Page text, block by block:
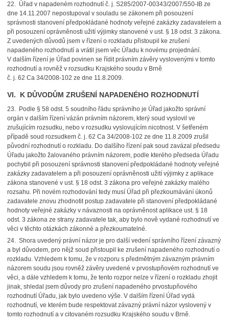
22. Úřad v napadeném rozhodnutí č. j. S285/2007-00343/2007/550-IB ze
dne 14.11.2007 nepostupoval v souladu se zákonem při posouzení
správnosti stanovení předpokládané hodnoty veřejné zakázky zadavatelem a
při posouzení oprávněnosti užití výjimky stanovené v ust. § 18 odst. 3 zákona.
Z uvedených důvodů jsem v řízení o rozkladu přistoupil ke zrušení
napadeného rozhodnutí a vrátil jsem věc Úřadu k novému projednání.
V dalším řízení je Úřad povinen se řídit právním závěry vyslovenými v tomto
rozhodnutí a rovněž v rozsudku Krajského soudu v Brně
č. j. 62 Ca 34/2008‑102 ze dne 11.8.2009.
VI. K DŮVODŮM ZRUŠENÍ NAPADENÉHO ROZHODNUTÍ
23. Podle § 58 odst. 5 soudního řádu správního je Úřad jakožto správní
orgán v dalším řízení vázán právním názorem, který soud vyslovil ve
zrušujícím rozsudku, nebo v rozsudku vyslovujícím nicotnost. V šetřeném
případě soud rozsudkem č. j. 62 Ca 34/2008‑102 ze dne 11.8.2009 zrušil
původní rozhodnutí o rozkladu. Do dalšího řízení pak soud zavázal předsedu
Úřadu jakožto žalovaného právním názorem, podle kterého předseda Úřadu
pochybil při posouzení správnosti stanovení předpokládané hodnoty veřejné
zakázky zadavatelem a při posouzení oprávněnosti užití výjimky z aplikace
zákona stanovené v ust. § 18 odst. 3 zákona pro veřejné zakázky malého
rozsahu. Při novém rozhodování tedy musí Úřad při přezkoumávání úkonů
zadavatele znovu zhodnotit postup zadavatele při stanovení předpokládané
hodnoty veřejné zakázky v návaznosti na oprávněnost aplikace ust. § 18
odst. 3 zákona ze strany zadavatele tak, aby bylo nově vydané rozhodnutí ve
věci v těchto otázkách zákonné a přezkoumatelné.
24. Shora uvedený právní názor je pro další vedení správního řízení závazný
a byl důvodem, pro nějž soud přistoupil ke zrušení napadeného rozhodnutí o
rozkladu. Vzhledem k tomu, že v rozporu s předmětným závazným právním
názorem soudu jsou rovněž závěry uvedené v prvostupňovém rozhodnutí ve
věci, a dále vzhledem k tomu, že tento rozpor nelze v řízení o rozkladu zhojit
jinak, shledal jsem důvody pro zrušení napadeného prvostupňového
rozhodnutí Úřadu, jak bylo uvedeno výše. V dalším řízení Úřad vydá
rozhodnutí, ve kterém bude respektovat závazný právní názor vyslovený v
tomto rozhodnutí a v citovaném rozsudku Krajského soudu v Brně.